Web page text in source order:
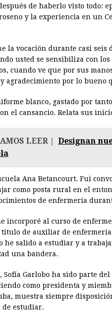
de haberlo visto todo:
y la experiencia en un
la vocación durante casi
usted se sensibiliza con
cuando ve que por sus
agradecimiento por lo bueno
blanco, gastado por
el cansancio. Relata sus
LEER |
Designan
Ana Betancourt. Fui
como posta rural en el
de enfermería
incorporé al curso de
de auxiliar de
he salido a estudiar y a
una bandera.
Sofía Garlobo ha sido parte
como presidenta y
muestra siempre
de estudiar.